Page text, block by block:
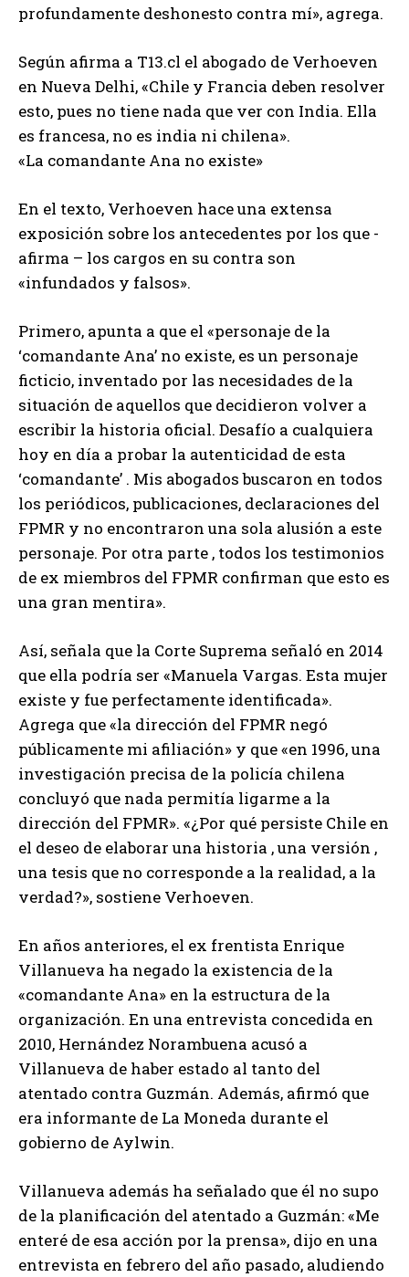
profundamente deshonesto contra mí», agrega.
Según afirma a T13.cl el abogado de Verhoeven
en Nueva Delhi, «Chile y Francia deben resolver
esto, pues no tiene nada que ver con India. Ella
es francesa, no es india ni chilena».
«La comandante Ana no existe»
En el texto, Verhoeven hace una extensa
exposición sobre los antecedentes por los que -
afirma – los cargos en su contra son
«infundados y falsos».
Primero, apunta a que el «personaje de la
‘comandante Ana’ no existe, es un personaje
ficticio, inventado por las necesidades de la
situación de aquellos que decidieron volver a
escribir la historia oficial. Desafío a cualquiera
hoy en día a probar la autenticidad de esta
‘comandante’ . Mis abogados buscaron en todos
los periódicos, publicaciones, declaraciones del
FPMR y no encontraron una sola alusión a este
personaje. Por otra parte , todos los testimonios
de ex miembros del FPMR confirman que esto es
una gran mentira».
Así, señala que la Corte Suprema señaló en 2014
que ella podría ser «Manuela Vargas. Esta mujer
existe y fue perfectamente identificada».
Agrega que «la dirección del FPMR negó
públicamente mi afiliación» y que «en 1996, una
investigación precisa de la policía chilena
concluyó que nada permitía ligarme a la
dirección del FPMR». «¿Por qué persiste Chile en
el deseo de elaborar una historia , una versión ,
una tesis que no corresponde a la realidad, a la
verdad?», sostiene Verhoeven.
En años anteriores, el ex frentista Enrique
Villanueva ha negado la existencia de la
«comandante Ana» en la estructura de la
organización. En una entrevista concedida en
2010, Hernández Norambuena acusó a
Villanueva de haber estado al tanto del
atentado contra Guzmán. Además, afirmó que
era informante de La Moneda durante el
gobierno de Aylwin.
Villanueva además ha señalado que él no supo
de la planificación del atentado a Guzmán: «Me
enteré de esa acción por la prensa», dijo en una
entrevista en febrero del año pasado, aludiendo